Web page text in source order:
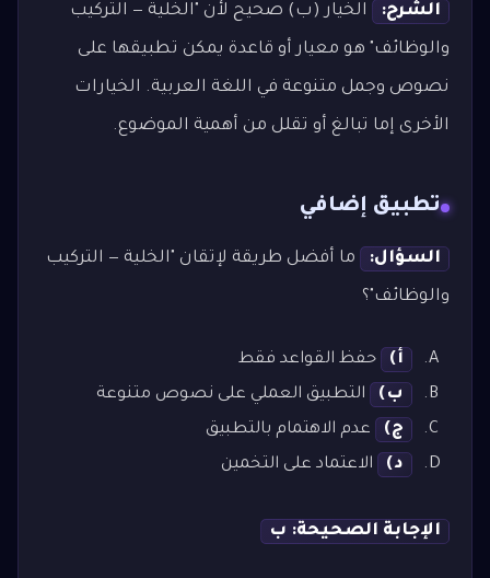
الشرح: الخيار (ب) صحيح لأن "الخلية — التركيب
والوظائف" هو معيار أو قاعدة يمكن تطبيقها على
نصوص وجمل متنوعة في اللغة العربية. الخيارات
الأخرى إما تبالغ أو تقلل من أهمية الموضوع.
تطبيق إضافي
السؤال: ما أفضل طريقة لإتقان "الخلية — التركيب
والوظائف"؟
أ)
حفظ القواعد فقط
ب)
التطبيق العملي على نصوص متنوعة
ج)
عدم الاهتمام بالتطبيق
د)
الاعتماد على التخمين
الإجابة الصحيحة: ب